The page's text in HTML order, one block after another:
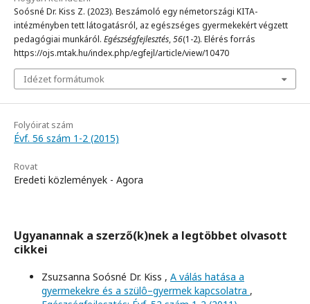
Soósné Dr. Kiss Z. (2023). Beszámoló egy németországi KITA-
intézményben tett látogatásról, az egészséges gyermekekért végzett
pedagógiai munkáról. Egészségfejlesztés,56(1-2). Elérés forrás
https://ojs.mtak.hu/index.php/egfejl/article/view/10470
Idézet formátumok
Folyóirat szám
Évf. 56 szám 1-2 (2015)
Rovat
Eredeti közlemények - Agora
Ugyanannak a szerző(k)nek a legtöbbet olvasott
cikkei
Zsuzsanna Soósné Dr. Kiss , A válás hatása a
gyermekekre és a szülô–gyermek kapcsolatra ,